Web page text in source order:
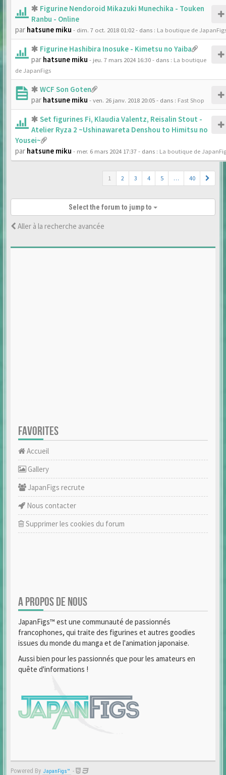
Figurine Nendoroid Mikazuki Munechika - Touken
Ranbu - Online
par hatsune miku - dim. 7 oct. 2018 01:02- dans : La boutique de
Figurine Hashibira Inosuke - Kimetsu no Yaiba
par hatsune miku - jeu. 7 mars 2024 16:30- dans : La boutique
de JapanFigs
WCF Son Goten
par hatsune miku - ven. 26 janv. 2018 20:05- dans : Fast Shop
Set figurines Fi, Klaudia Valentz, Reisalin Stout -
Atelier Ryza 2 ~Ushinawareta Denshou to Himitsu no
Yousei~
par hatsune miku - mer. 6 mars 2024 17:37- dans : La boutique de
1 2 3 4 5 … 40
Select the forum to jump to
Aller à la recherche avancée
FAVORITES
Accueil
Gallery
JapanFigs recrute
Nous contacter
Supprimer les cookies du forum
A PROPOS DE NOUS
JapanFigs™ est une communauté de passionnés
francophones, qui traite des figurines et autres goodies
issues du monde du manga et de l'animation japonaise.
Aussi bien pour les passionnés que pour les amateurs en
quête d'informations !
Powered By JapanFigs™ -